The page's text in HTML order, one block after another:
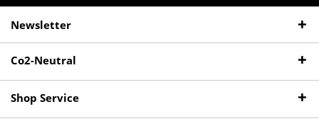
Newsletter
Co2-Neutral
Shop Service